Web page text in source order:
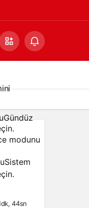
Gündüz
modunu
Sistem
44sn